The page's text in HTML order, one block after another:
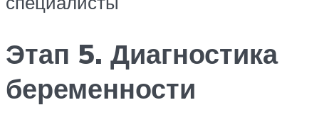
Этап 5. Диагностика
беременности